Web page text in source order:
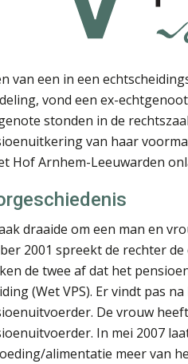
van een in een
vond een ex-
stonden in de
van haar
Hof Arnhem-Leeuwarden
draaide om een man en
2001 spreekt de rechter
de twee af dat het
(Wet VPS). Er vindt pas
De vrouw
In mei 2007
alimentatie meer van